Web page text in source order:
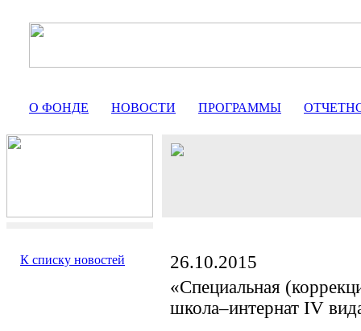
О ФОНДЕ НОВОСТИ ПРОГРАММЫ
К списку новостей
26.10.2015
«Специальная
школа–интернат IV